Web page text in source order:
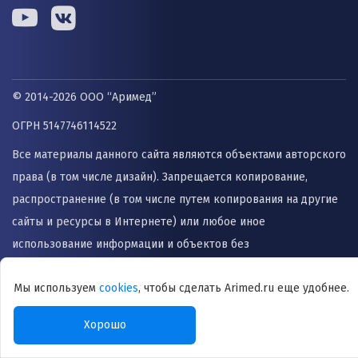
© 2014-2026 ООО “Аримед”
ОГРН 5147746114522
Все материалы данного сайта являются объектами авторского
права (в том числе дизайн). Запрещается копирование,
распространение (в том числе путем копирования на другие
сайты и ресурсы в Интернете) или любое иное
использование информации и объектов без
представленная на сайте не заменяет прием врача и не
может быть использована для назначения лечения и
постановки диагноза.
Мы используем cookies, чтобы сделать Arimed.ru еще удобнее.
Хорошо